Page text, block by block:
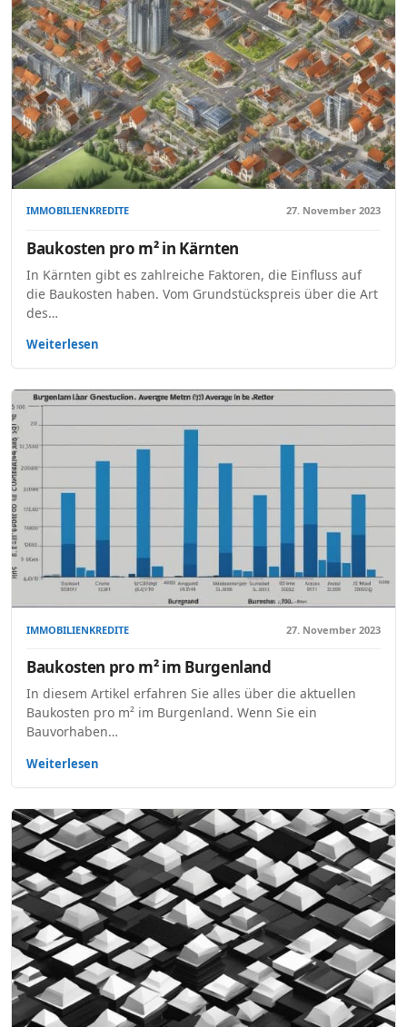
IMMOBILIENKREDITE 27. November 2023
Baukosten pro m² in Kärnten
In Kärnten gibt es zahlreiche Faktoren, die Einfluss auf
die Baukosten haben. Vom Grundstückspreis über die Art
des…
Weiterlesen
IMMOBILIENKREDITE 27. November 2023
Baukosten pro m² im Burgenland
In diesem Artikel erfahren Sie alles über die aktuellen
Baukosten pro m² im Burgenland. Wenn Sie ein
Bauvorhaben…
Weiterlesen